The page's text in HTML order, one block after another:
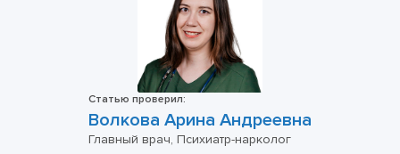
Статью проверил:
Волкова Арина Андреевна
Главный врач, Психиатр-нарколог